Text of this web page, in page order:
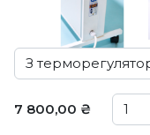
7 800,00 ₴